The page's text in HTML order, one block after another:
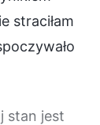
straciłam
stan jest